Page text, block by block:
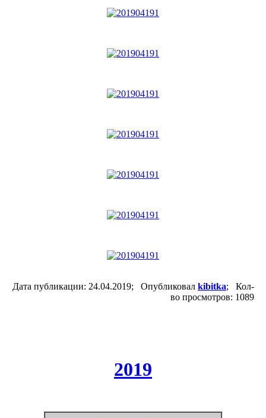
Дата публикации: 24.04.2019; Опубликовал kibitka; Кол-
во просмотров: 1089
2019